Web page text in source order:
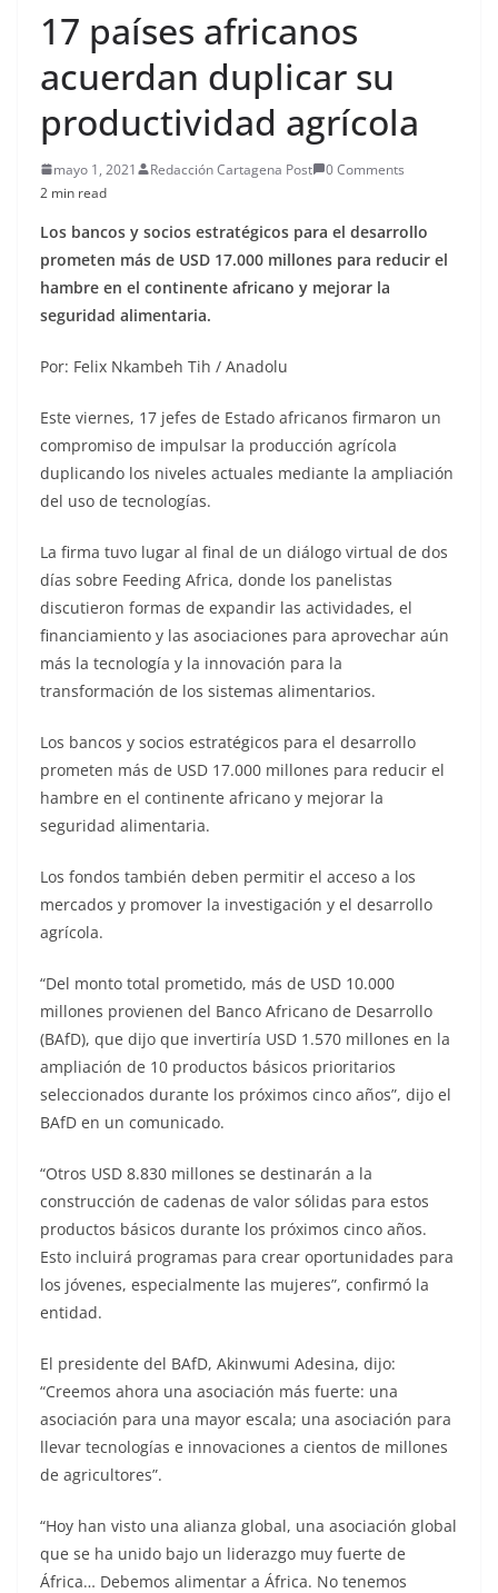
17 países africanos
acuerdan duplicar su
productividad agrícola
mayo 1, 2021 Redacción Cartagena Post
0 Comments
2 min read
Los bancos y socios estratégicos para el desarrollo
prometen más de USD 17.000 millones para reducir el
hambre en el continente africano y mejorar la
seguridad alimentaria.
Por: Felix Nkambeh Tih / Anadolu
Este viernes, 17 jefes de Estado africanos firmaron un
compromiso de impulsar la producción agrícola
duplicando los niveles actuales mediante la ampliación
del uso de tecnologías.
La firma tuvo lugar al final de un diálogo virtual de dos
días sobre Feeding Africa, donde los panelistas
discutieron formas de expandir las actividades, el
financiamiento y las asociaciones para aprovechar aún
más la tecnología y la innovación para la
transformación de los sistemas alimentarios.
Los bancos y socios estratégicos para el desarrollo
prometen más de USD 17.000 millones para reducir el
hambre en el continente africano y mejorar la
seguridad alimentaria.
Los fondos también deben permitir el acceso a los
mercados y promover la investigación y el desarrollo
agrícola.
“Del monto total prometido, más de USD 10.000
millones provienen del Banco Africano de Desarrollo
(BAfD), que dijo que invertiría USD 1.570 millones en la
ampliación de 10 productos básicos prioritarios
seleccionados durante los próximos cinco años”, dijo el
BAfD en un comunicado.
“Otros USD 8.830 millones se destinarán a la
construcción de cadenas de valor sólidas para estos
productos básicos durante los próximos cinco años.
Esto incluirá programas para crear oportunidades para
los jóvenes, especialmente las mujeres”, confirmó la
entidad.
El presidente del BAfD, Akinwumi Adesina, dijo:
“Creemos ahora una asociación más fuerte: una
asociación para una mayor escala; una asociación para
llevar tecnologías e innovaciones a cientos de millones
de agricultores”.
“Hoy han visto una alianza global, una asociación global
que se ha unido bajo un liderazgo muy fuerte de
África… Debemos alimentar a África. No tenemos